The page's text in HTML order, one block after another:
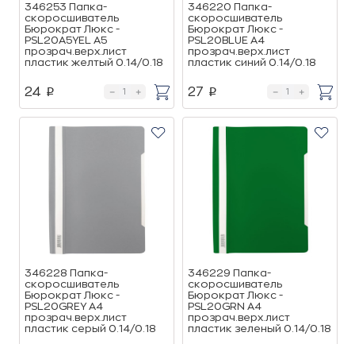
346253 Папка-
скоросшиватель
Бюрократ Люкс -
PSL20A5YEL A5
прозрач.верх.лист
пластик желтый 0.14/0.18
24 p
346220 Папка-
скоросшиватель
Бюрократ Люкс -
PSL20BLUE A4
прозрач.верх.лист
пластик синий 0.14/0.18
27 p
346228 Папка-
скоросшиватель
Бюрократ Люкс -
PSL20GREY A4
прозрач.верх.лист
пластик серый 0.14/0.18
346229 Папка-
скоросшиватель
Бюрократ Люкс -
PSL20GRN A4
прозрач.верх.лист
пластик зеленый 0.14/0.18